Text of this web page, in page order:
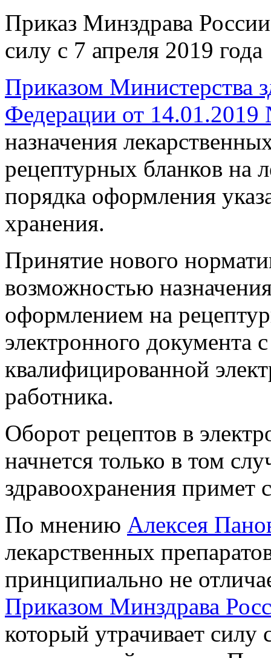
Приказ Минздрава
силу с 7 апреля 2019 года
Приказом Министерства
Федерации от
назначения
рецептурных бланков на
порядка оформления
хранения.
Принятие нового
возможностью
оформлением на
электронного документа
квалифицированной
работника.
Оборот рецептов в
начнется только в том
здравоохранения примет
По мнению Алексея
лекарственных
принципиально не
Приказом Минздрава
который утрачивает силу